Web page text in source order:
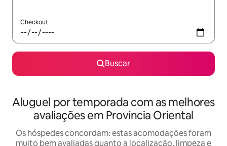
Checkout
Buscar
Aluguel por temporada com as melhores
avaliações em Província Oriental
Os hóspedes concordam: estas acomodações foram
muito bem avaliadas quanto a localização, limpeza e